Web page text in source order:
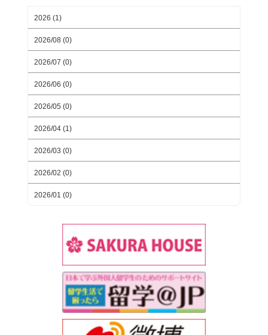
2026 (1)
2026/08 (0)
2026/07 (0)
2026/06 (0)
2026/05 (0)
2026/04 (1)
2026/03 (0)
2026/02 (0)
2026/01 (0)